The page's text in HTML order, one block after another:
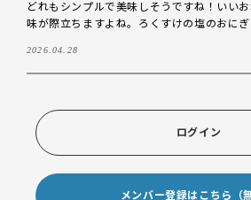
どれもシンプルで美味しそうですね！いい
味が際立ちますよね。ろくすけの塩のおに
2026.04.28
ログイン
メンバー登録はこちら（